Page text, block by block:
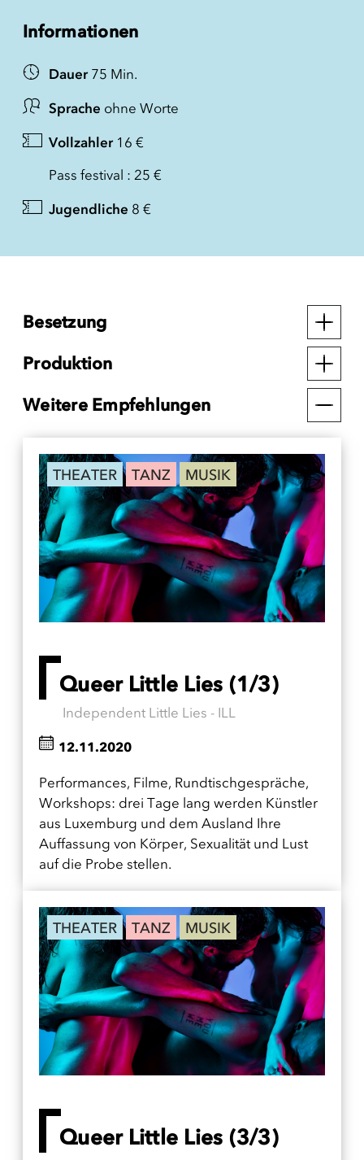
Informationen
Dauer 75 Min.
Sprache ohne Worte
Vollzahler 16 €
Pass festival : 25 €
Jugendliche 8 €
Besetzung
Produktion
Weitere Empfehlungen
THEATER TANZ MUSIK
Queer Little Lies (1/3)
Independent Little Lies - ILL
Performances, Filme, Rundtischgespräche,
Workshops: drei Tage lang werden Künstler
aus Luxemburg und dem Ausland Ihre
Auffassung von Körper, Sexualität und Lust
auf die Probe stellen.
12.11.2020
THEATER TANZ MUSIK
Queer Little Lies (3/3)